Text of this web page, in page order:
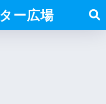
ー広場